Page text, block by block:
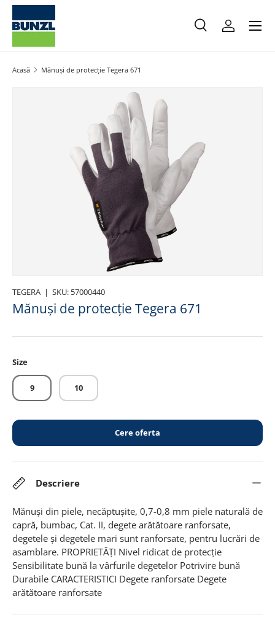
Salt la conținut
Caută
Caută
Meniu
Acasă Mănuși de protecție Tegera 671
Salt la informațiile produsului
TEGERA | SKU: 57000440
Mănuși de protecție Tegera 671
Size
9 10
Cere oferta
Descriere
Mănuşi din piele, necăptuşite, 0,7-0,8 mm piele naturală de
capră, bumbac, Cat. II, degete arătătoare ranforsate,
degetele şi degetele mari sunt ranforsate, pentru lucrări de
asamblare. PROPRIETĂŢI Nivel ridicat de protecţie
Sensibilitate bună la vârfurile degetelor Potrivire bună
Durabile CARACTERISTICI Degete ranforsate Degete
arătătoare ranforsate